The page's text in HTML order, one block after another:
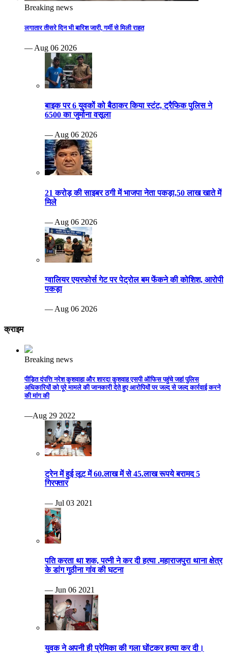
Breaking news
लगातार तीसरे दिन भी बारिश जारी, गर्मी से मिली राहत
— Aug 06 2026
बाइक पर 6 युवकों को बैठाकर किया स्टंट, ट्रैफिक पुलिस ने
6500 का जुर्माना वसूला
— Aug 06 2026
21 करोड़ की साइबर ठगी में भाजपा नेता पकड़ा,50 लाख खाते में
मिले
— Aug 06 2026
ग्वालियर एयरफोर्स गेट पर पेट्रोल बम फेंकने की कोशिश, आरोपी
पकड़ा
— Aug 06 2026
क्राइम
Breaking news
पीड़ित दंपत्ति नरेश कुशवाहा और शारदा कुशवाह एसपी ऑफिस पहुंचे जहां पुलिस
अधिकारियों को पूरे मामले की जानकारी देते हुए आरोपियों पर जल्द से जल्द कार्रवाई करने
की मांग की
—Aug 29 2022
ट्रेन में हुई लूट में 60.लाख में से 45.लाख रूपये बरामद 5
गिरफ्तार
— Jul 03 2021
पति करता था शक, पत्नी ने कर दी हत्या .महाराजपुरा थाना क्षेत्र
के डांग गुठीना गांव की घटना
— Jun 06 2021
युवक ने अपनी ही प्रेमिका की गला घोंटकर हत्या कर दी।